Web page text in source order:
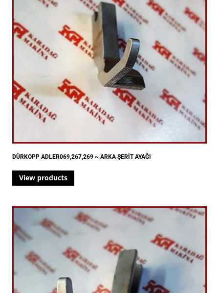
DÜRKOPP ADLER069,267,269 ~ ARKA ŞERİT AYAĞI
View products